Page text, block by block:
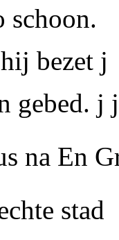
schoon.
bezet j
gebed. j j
na En
stad